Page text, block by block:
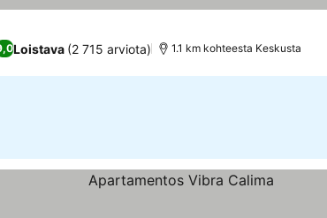
Loistava (2 715 arviota) 1.1 km kohteesta Keskusta